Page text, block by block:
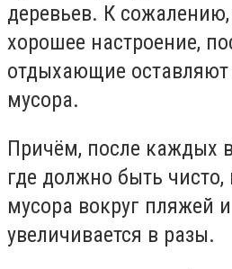
деревьев. К сожалению,
хорошее настроение,
отдыхающие оставляют
мусора.
Причём, после каждых
где должно быть чисто,
мусора вокруг пляжей
увеличивается в разы.